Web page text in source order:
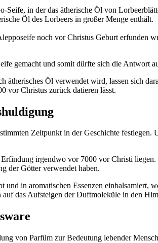
Seife, in der das ätherische Öl von
Öl des Lorbeers in großer Menge enthält.
noch vor Christus Geburt
gemacht und somit dürfte sich die Antwort
Öl verwendet wird, lassen sich
vor Christus zurück datieren lässt.
Zeitpunkt in der Geschichte
irgendwo vor 7000 vor Christi
der Götter verwendet haben.
und in aromatischen Essenzen
auf das Aufsteigen der Duftmoleküle in den
von Parfüm zur Bedeutung lebender